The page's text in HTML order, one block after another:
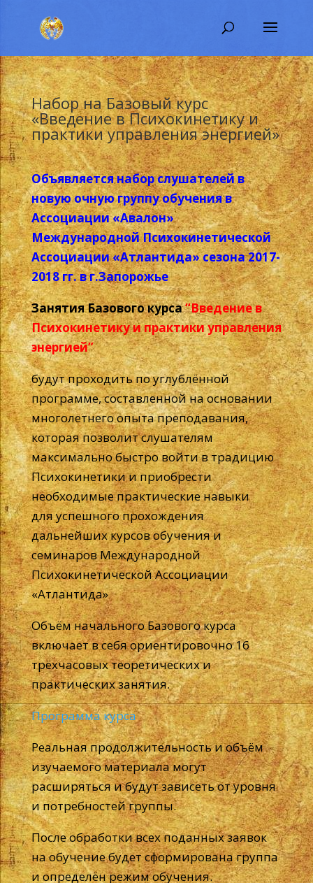
Набор на Базовый курс
«Введение в Психокинетику и
практики управления энергией»
Объявляется набор слушателей в
новую очную группу обучения в
Ассоциации «Авалон»
Международной Психокинетической
Ассоциации «Атлантида»сезона 2017-
2018 гг. в г.Запорожье
Занятия Базового курса“Введение в
Психокинетику и практики управления
энергией”
будут проходить по углублённой
программе, составленной на основании
многолетнего опыта преподавания,
которая позволит слушателям
максимально быстро войти в традицию
Психокинетики и приобрести
необходимые практические навыки
для успешного прохождения
дальнейших курсов обучения и
семинаров Международной
Психокинетической Ассоциации
«Атлантида»
Объём начального Базового курса
включает в себя ориентировочно 16
трёхчасовых теоретических и
практических занятия.
Программа курса
Реальная продолжительность и объём
изучаемого материала могут
расширяться и будут зависеть от уровня
и потребностей группы.
После обработки всех поданных заявок
на обучение будет сформирована группа
и определён режим обучения.